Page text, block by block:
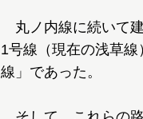
丸ノ内線に続いて
1号線（現在の浅草
線」であった。